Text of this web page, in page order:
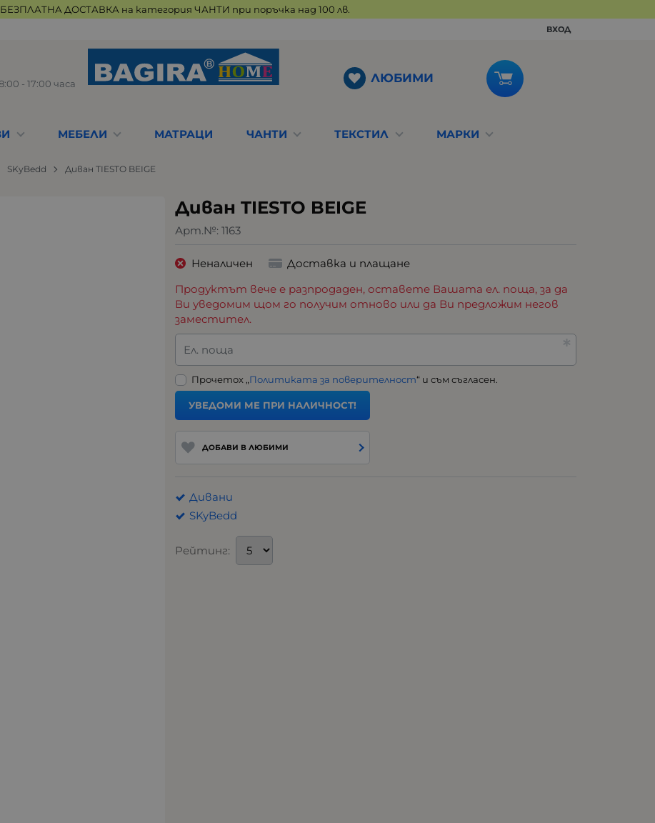
БЕЗПЛАТНА ДОСТАВКА на категория ЧАНТИ при поръчка над 100 лв.
ВХОД
- 17:00 часа ЛЮБИМИ
МЕБЕЛИ МАТРАЦИ ЧАНТИ ТЕКСТИЛ МАРКИ
SKyBedd Диван TIESTO BEIGE
Диван TIESTO BEIGE
Арт.№: 1163
Неналичен
Доставка и плащане
Продуктът вече е разпродаден, оставете Вашата ел. поща, за да
Ви уведомим щом го получим отново или да Ви предложим негов
заместител.
Ел. поща
Прочетох „Политиката за поверителност“ и съм съгласен.
УВЕДОМИ МЕ ПРИ НАЛИЧНОСТ!
ДОБАВИ В ЛЮБИМИ
Дивани
SKyBedd
Рейтинг: